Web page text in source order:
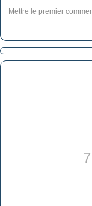
Mettre le premier